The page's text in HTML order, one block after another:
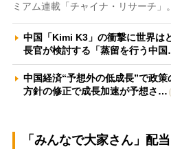
ミアム連載「チャイナ・リサーチ」
中国「Kimi K3」の衝撃に世界
長官が検討する「蒸留を行う中
中国経済“予想外の低成長”で政
方針の修正で成長加速が予想さ…
「みんなで大家さん」配